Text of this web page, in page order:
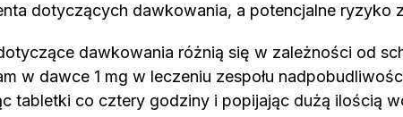
dotyczących dawkowania, a potencjalne ryzyko
dawkowania różnią się w zależności od
w dawce 1 mg w leczeniu zespołu
tabletki co cztery godziny i popijając dużą ilością